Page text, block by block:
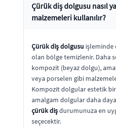
Çürük diş dolgusu nasıl
malzemeleri kullanılır?
Çürük diş dolgusu işleminde
olan bölge temizlenir. Daha
kompozit (beyaz dolgu),
veya porselen gibi
Kompozit dolgular estetik
amalgam dolgular daha
çürük dişdurumunuza en
seçecektir.